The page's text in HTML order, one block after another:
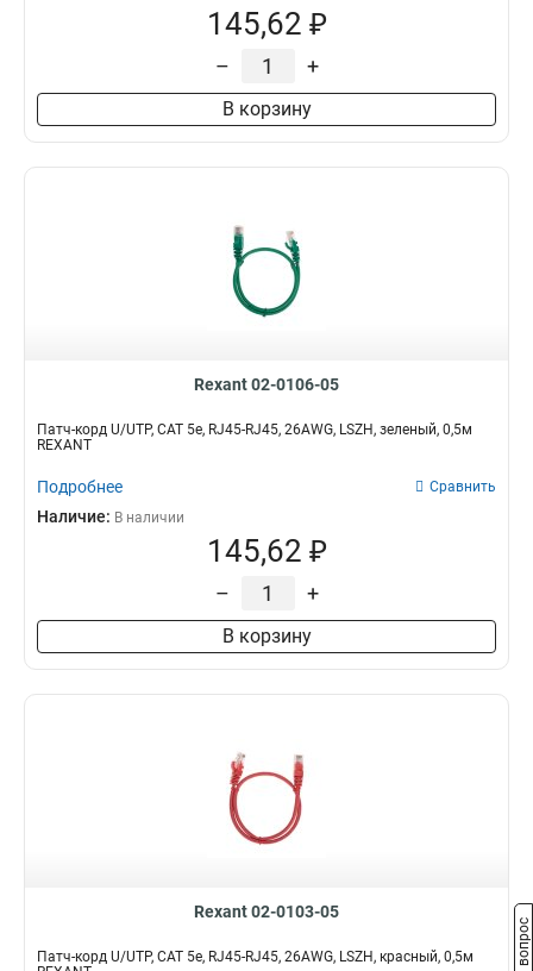
145,62 ₽
– +
В корзину
Rexant 02-0106-05
Патч-корд U/UTP, CAT 5e, RJ45-RJ45, 26AWG, LSZH, зеленый, 0,5м
REXANT
Подробнее Сравнить
Наличие: В наличии
145,62 ₽
– +
В корзину
Rexant 02-0103-05
Патч-корд U/UTP, CAT 5e, RJ45-RJ45, 26AWG, LSZH, красный, 0,5м